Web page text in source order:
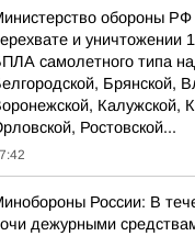
обороны
и уничтожении
самолетного типа
Брянской,
Калужской,
Ростовской...
России: В
дежурными